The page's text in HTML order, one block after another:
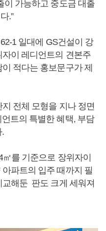
이 가능하고 중도금 대출
.”
1 일대에 GS건설이 강
이 레디언트의 견본주
적다는 홍보문구가 제
전체 모형을 지나 정면
트의 특별한 혜택, 부담
.
를 기준으로 장위자이
파트의 입주 때까지 필
해둔 판도 크게 세워져